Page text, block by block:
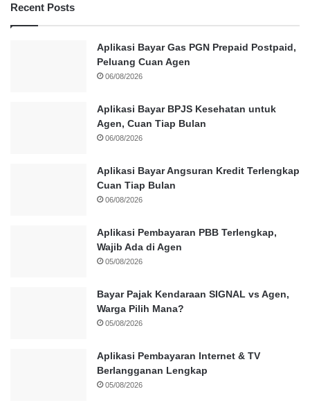
Recent Posts
Aplikasi Bayar Gas PGN Prepaid Postpaid,
Peluang Cuan Agen
06/08/2026
Aplikasi Bayar BPJS Kesehatan untuk
Agen, Cuan Tiap Bulan
06/08/2026
Aplikasi Bayar Angsuran Kredit Terlengkap
Cuan Tiap Bulan
06/08/2026
Aplikasi Pembayaran PBB Terlengkap,
Wajib Ada di Agen
05/08/2026
Bayar Pajak Kendaraan SIGNAL vs Agen,
Warga Pilih Mana?
05/08/2026
Aplikasi Pembayaran Internet & TV
Berlangganan Lengkap
05/08/2026